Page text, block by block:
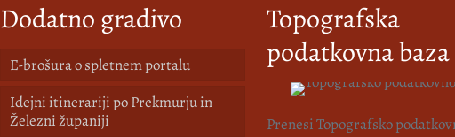
Dodatno gradivo
E-brošura o spletnem portalu
Idejni itinerariji po Prekmurju in
Železni županiji
Topografska
podatkovna baza
Prenesi Topografsko